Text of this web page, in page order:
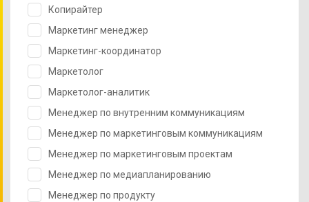
Копирайтер
Маркетинг менеджер
Маркетинг-координатор
Маркетолог
Маркетолог-аналитик
Менеджер по внутренним коммуникациям
Менеджер по маркетинговым коммуникациям
Менеджер по маркетинговым проектам
Менеджер по медиапланированию
Менеджер по продукту